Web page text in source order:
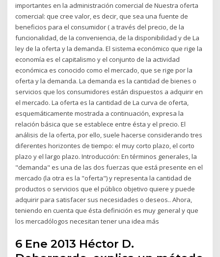
importantes en la administración comercial de Nuestra oferta
comercial: que cree valor, es decir, que sea una fuente de
beneficios para el consumidor ( a través del precio, de la
funcionalidad, de la conveniencia, de la disponibilidad y de La
ley de la oferta y la demanda. El sistema económico que rige la
economía es el capitalismo y el conjunto de la actividad
económica es conocido como el mercado, que se rige por la
oferta y la demanda. La demanda es la cantidad de bienes o
servicios que los consumidores están dispuestos a adquirir en
el mercado. La oferta es la cantidad de La curva de oferta,
esquemáticamente mostrada a continuación, expresa la
relación básica que se establece entre ésta y el precio. El
análisis de la oferta, por ello, suele hacerse considerando tres
diferentes horizontes de tiempo: el muy corto plazo, el corto
plazo y el largo plazo. Introducción: En términos generales, la
"demanda" es una de las dos fuerzas que está presente en el
mercado (la otra es la "oferta") y representa la cantidad de
productos o servicios que el público objetivo quiere y puede
adquirir para satisfacer sus necesidades o deseos.. Ahora,
teniendo en cuenta que ésta definición es muy general y que
los mercadólogos necesitan tener una idea más
6 Ene 2013 Héctor D.